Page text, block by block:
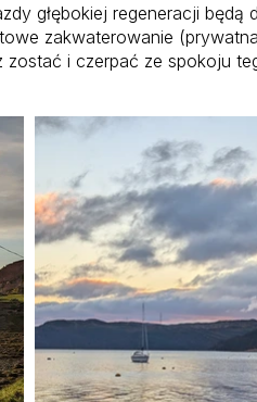
głębokiej regeneracji
zakwaterowanie
zostać i czerpać ze spokoju